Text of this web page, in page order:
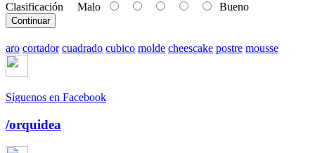
Clasificación Malo Bueno
Continuar
aro cortador cuadrado cubico molde cheescake postre mousse
Síguenos en Facebook
/orquidea